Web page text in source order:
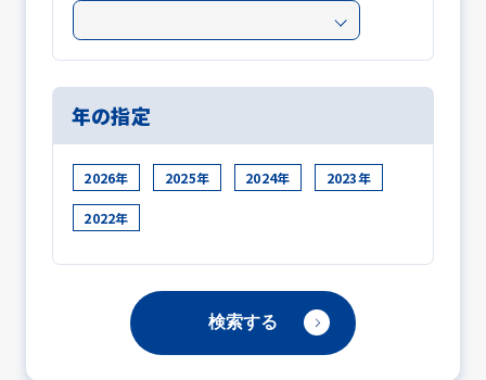
年の指定
2026年 2025年 2024年 2023年
2022年